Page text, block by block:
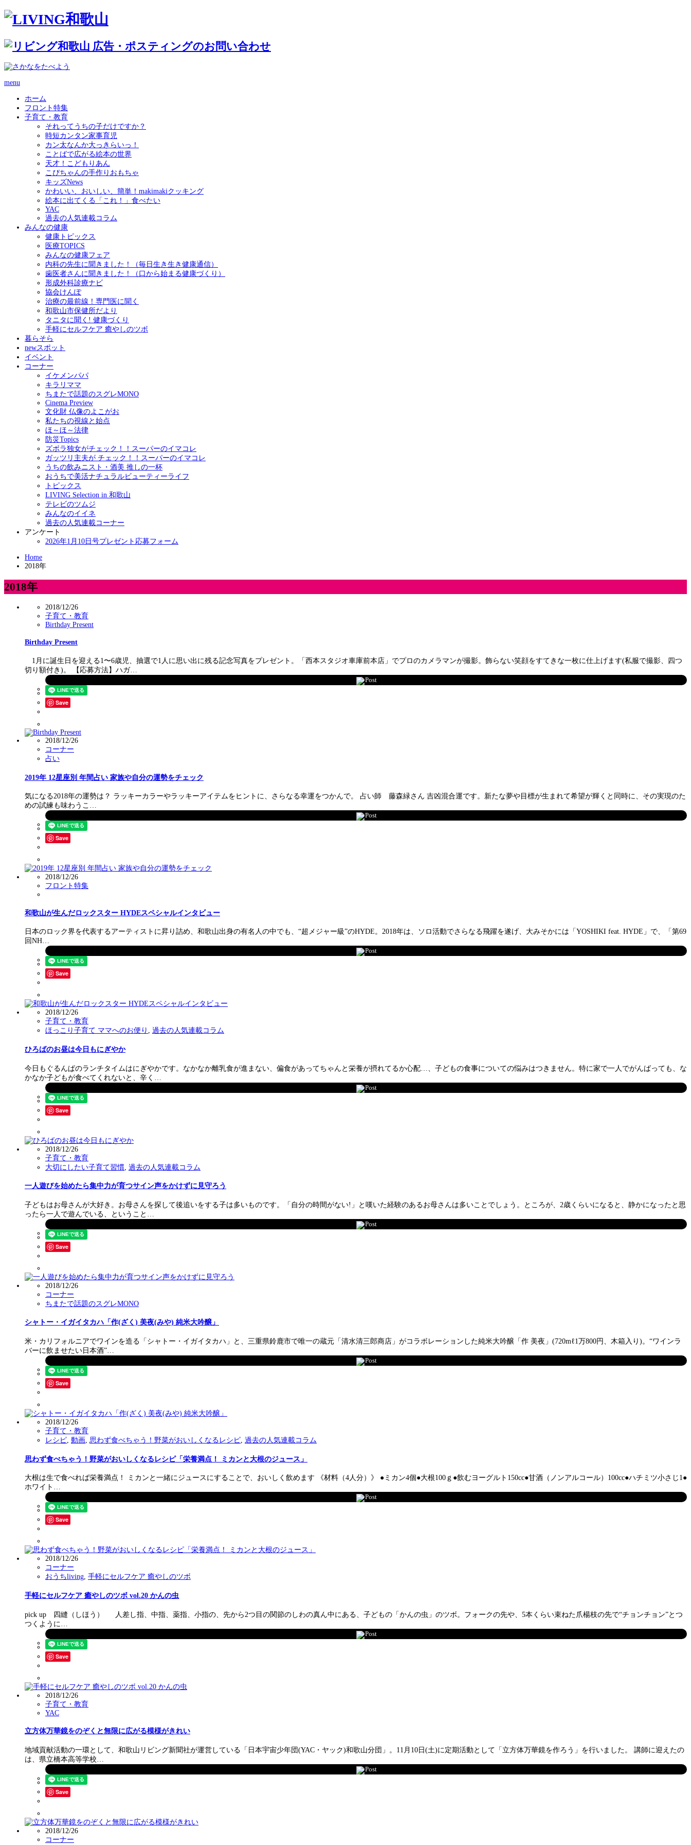
menu
ホーム
フロント特集
子育て・教育
それってうちの子だけですか？
時短カンタン家事育児
カン太なんか大っきらいっ！
ことばで広がる絵本の世界
天才！こどもりあん
こぴちゃんの手作りおもちゃ
キッズNews
かわいい、おいしい、簡単！makimakiクッキング
絵本に出てくる「これ！」食べたい
YAC
過去の人気連載コラム
みんなの健康
健康トピックス
医療TOPICS
みんなの健康フェア
内科の先生に聞きました！（毎日生き生き健康通信）
歯医者さんに聞きました！（口から始まる健康づくり）
形成外科診療ナビ
協会けんぽ
治療の最前線！専門医に聞く
和歌山市保健所だより
タニタに聞く! 健康づくり
手軽にセルフケア 癒やしのツボ
暮らそら
newスポット
イベント
コーナー
イケメンパパ
キラリママ
ちまたで話題のスグレMONO
Cinema Preview
文化財 仏像のよこがお
私たちの視線と始点
ほ～ほ～法律
防災Topics
ズボラ独女がチェック！！スーパーのイマコレ
ガッツリ主夫が チェック！！スーパーのイマコレ
うちの飲みニスト・酒美 推しの一杯
おうちで美活ナチュラルビューティーライフ
トピックス
LIVING Selection in 和歌山
テレビのツムジ
みんなのイイネ
過去の人気連載コーナー
アンケート
2026年1月10日号プレゼント応募フォーム
Home
2018年
2018年
2018/12/26
子育て・教育
Birthday Present
Birthday Present
1月に誕生日を迎える1〜6歳児、抽選で1人に思い出に残る記念写真をプレゼント。「西本スタジオ車庫前本店」でプロのカメラマンが撮影。飾らない笑顔をすてきな一枚に仕上げます(私服で撮影、四つ
切り額付き)。 【応募方法】ハガ…
Post
Save
2018/12/26
コーナー
占い
2019年 12星座別 年間占い 家族や自分の運勢をチェック
気になる2018年の運勢は？ ラッキーカラーやラッキーアイテムをヒントに、さらなる幸運をつかんで。 占い師 藤森緑さん 吉凶混合運です。新たな夢や目標が生まれて希望が輝くと同時に、その実現のた
めの試練も味わうこ…
Post
Save
2018/12/26
フロント特集
和歌山が生んだロックスター HYDEスペシャルインタビュー
日本のロック界を代表するアーティストに昇り詰め、和歌山出身の有名人の中でも、“超メジャー級”のHYDE。2018年は、ソロ活動でさらなる飛躍を遂げ、大みそかには「YOSHIKI feat. HYDE」で、「第69
回NH…
Post
Save
2018/12/26
子育て・教育
ほっこり子育て ママへのお便り , 過去の人気連載コラム
ひろばのお昼は今日もにぎやか
今日もぐるんぱのランチタイムはにぎやかです。なかなか離乳食が進まない、偏食があってちゃんと栄養が摂れてるか心配…、子どもの食事についての悩みはつきません。特に家で一人でがんばっても、な
かなか子どもが食べてくれないと、辛く…
Post
Save
2018/12/26
子育て・教育
大切にしたい子育て習慣 過去の人気連載コラム
一人遊びを始めたら集中力が育つサイン声をかけずに見守ろう
子どもはお母さんが大好き。お母さんを探して後追いをする子は多いものです。「自分の時間がない!」と嘆いた経験のあるお母さんは多いことでしょう。ところが、2歳くらいになると、静かになったと思
ったら一人で遊んでいる、ということ…
Post
Save
2018/12/26
コーナー
ちまたで話題のスグレMONO
シャトー・イガイタカハ「作(ざく) 美夜(みや) 純米大吟醸」
米・カリフォルニアでワインを造る「シャトー・イガイタカハ」と、三重県鈴鹿市で唯一の蔵元「清水清三郎商店」がコラボレーションした純米大吟醸「作 美夜」(720mℓ1万800円、木箱入り)。“ワインラ
バーに飲ませたい日本酒”…
Post
Save
2018/12/26
子育て・教育
レシピ, 動画, 思わず食べちゃう！野菜がおいしくなるレシピ, 過去の人気連載コラム
思わず食べちゃう！野菜がおいしくなるレシピ「栄養満点！ ミカンと大根のジュース」
大根は生で食べれば栄養満点！ ミカンと一緒にジュースにすることで、おいしく飲めます 《材料（4人分）》 ●ミカン4個●大根100ｇ●飲むヨーグルト150cc●甘酒（ノンアルコール）100cc●ハチミツ小さじ1●
ホワイト…
Post
Save
2018/12/26
コーナー
おうちliving, 手軽にセルフケア 癒やしのツボ
手軽にセルフケア 癒やしのツボ vol.20 かんの虫
pick up 四縫（しほう） 人差し指、中指、薬指、小指の、先から2つ目の関節のしわの真ん中にある、子どもの「かんの虫」のツボ。フォークの先や、5本くらい束ねた爪楊枝の先で“チョンチョン”とつ
つくように…
Post
Save
2018/12/26
子育て・教育
YAC
立方体万華鏡をのぞくと無限に広がる模様がきれい
地域貢献活動の一環として、和歌山リビング新聞社が運営している「日本宇宙少年団(YAC・ヤック)和歌山分団」。11月10日(土)に定期活動として「立方体万華鏡を作ろう」を行いました。 講師に迎えたの
は、県立橋本高等学校…
Post
Save
2018/12/26
コーナー